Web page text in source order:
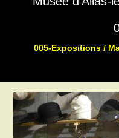
005-Expositions /